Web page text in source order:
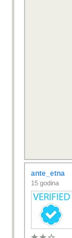
ante_etna
15 godina